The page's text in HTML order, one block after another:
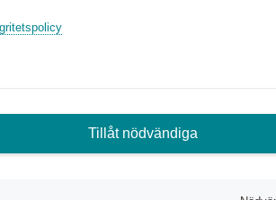
Tillåt nödvändiga